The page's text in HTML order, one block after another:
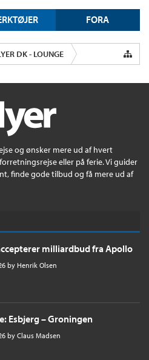
FORA
DK - LOUNGE
og ønsker mere ud af hvert
eller på ferie. Vi guider
finde gode tilbud og få mere ud af
milliardbud fra Apollo
by Henrik Olsen
Esbjerg – Groningen
by Claus Madsen